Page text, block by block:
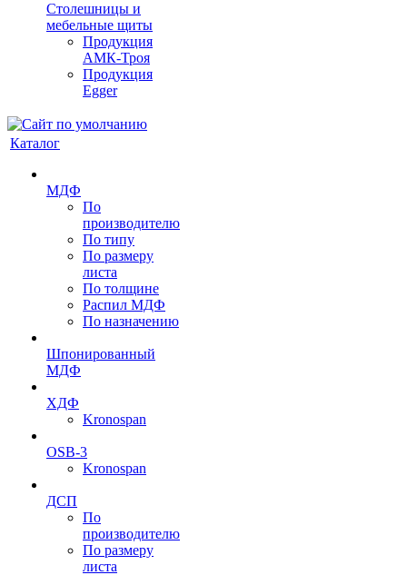
Столешницы и
мебельные щиты
Продукция
АМК-Троя
Продукция
Egger
Каталог
МДФ
По
производителю
По типу
По размеру
листа
По толщине
Распил МДФ
По назначению
Шпонированный
МДФ
ХДФ
Kronospan
OSB-3
Kronospan
ДСП
По
производителю
По размеру
листа